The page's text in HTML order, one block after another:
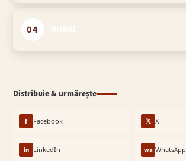
04
Distribuie & urmărește
f Facebook 𝕏 X
in LinkedIn wa WhatsApp